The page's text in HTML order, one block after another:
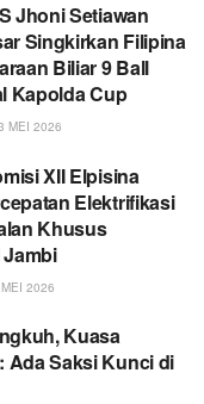
Jhoni Setiawan
Singkirkan Filipina
Biliar 9 Ball
Kapolda Cup
MEI 2026
XII Elpisina
Elektrifikasi
Khusus
2026
Kuasa
Ada Saksi Kunci di